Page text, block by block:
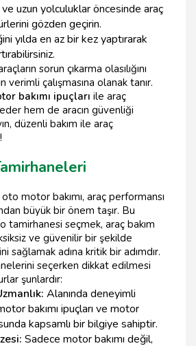
uzun yolculuklar öncesinde araç
gözden geçirin.
yılda en az bir kez yaptırarak
sorun çıkarma olasılığını
çalışmasına olanak tanır.
bakımı ipuçları ile araç
hem de aracın güvenliği
düzenli bakım ile araç
motor bakımı, araç performansı
büyük bir önem taşır. Bu
tamirhanesi seçmek, araç bakım
ve güvenilir bir şekilde
sağlamak adına kritik bir adımdır.
seçerken dikkat edilmesi
şunlardır:
Alanında deneyimli
bakımı ipuçları ve motor
kapsamlı bir bilgiye sahiptir.
Sadece motor bakımı değil,